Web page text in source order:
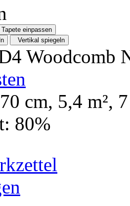
einpassen
Vertikal spiegeln
Woodcomb
cm, 5,4 m², 7
80%